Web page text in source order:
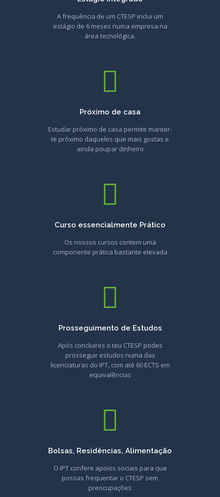
A frequência de um CTESP inclui um
estágio de 6 meses numa empresa na
área tecnológica.
Próximo de casa
Estudar próximo de casa permite manter-
te próximo daqueles que mais gostas e
ainda poupar dinheiro
Curso essencialmente Prático
Os nossos cursos contem uma
componente prática bastante elevada
Prosseguimento de Estudos
Após concluires o teu CTESP podes
prosseguir estudos numa das
licenciaturas do IPT, com até 60 ECTS em
equivalências
Bolsas, Residências, Alimentação
O IPT confere apoios sociais para que
possas frequentar o CTESP sem
preocupações